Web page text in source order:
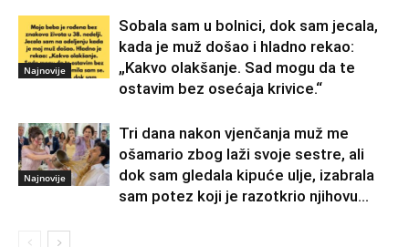
Najnovije
Sobala sam u bolnici, dok sam jecala,
kada je muž došao i hladno rekao:
„Kakvo olakšanje. Sad mogu da te
ostavim bez osećaja krivice.“
Najnovije
Tri dana nakon vjenčanja muž me
ošamario zbog laži svoje sestre, ali
dok sam gledala kipuće ulje, izabrala
sam potez koji je razotkrio njihovu...